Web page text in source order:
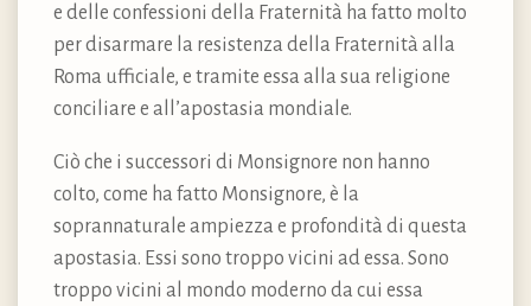
e delle confessioni della Fraternità ha fatto molto
per disarmare la resistenza della Fraternità alla
Roma ufficiale, e tramite essa alla sua religione
conciliare e all’apostasia mondiale.
Ciò che i successori di Monsignore non hanno
colto, come ha fatto Monsignore, è la
soprannaturale ampiezza e profondità di questa
apostasia. Essi sono troppo vicini ad essa. Sono
troppo vicini al mondo moderno da cui essa